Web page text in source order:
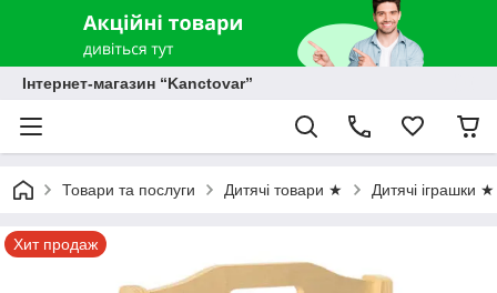
Інтернет-магазин “Kanctovar”
Товари та послуги Дитячі товари ★ Дитячі іграшки ★
Хит продаж